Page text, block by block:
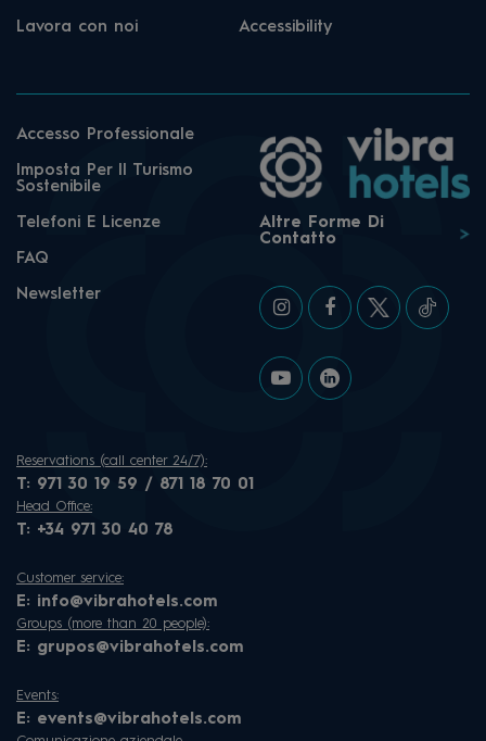
Lavora con noi Accessibility
Accesso Professionale
Imposta Per Il Turismo
Sostenibile
Telefoni E Licenze
FAQ
Newsletter
Altre Forme Di
Contatto
Reservations (call center 24/7):
T: 971 30 19 59 / 871 18 70 01
Head Office:
T: +34 971 30 40 78
Customer service:
E: info@vibrahotels.com
Groups (more than 20 people):
E: grupos@vibrahotels.com
Events:
E: events@vibrahotels.com